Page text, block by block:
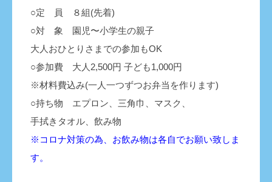
○定 員 ８組(先着)
○対 象 園児〜小学生の親子
大人おひとりさまでの参加もOK
○参加費 大人2,500円 子ども1,000円
※材料費込み(一人一つずつお弁当を作ります)
○持ち物 エプロン、三角巾、マスク、
手拭きタオル、飲み物
※コロナ対策の為、お飲み物は各自でお願い致しま
す。